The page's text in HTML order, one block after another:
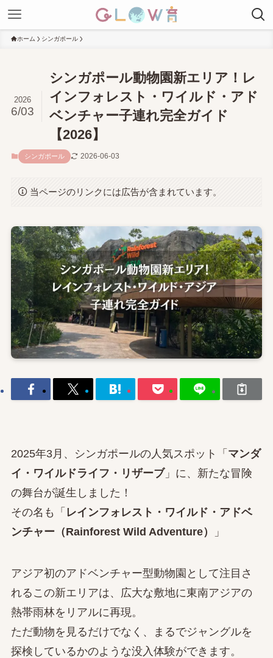
ホーム シンガポール
シンガポール動物園新エリア！レ
インフォレスト・ワイルド・アド
ベンチャー子連れ完全ガイド
【2026】
2026
6/03
シンガポール 2026-06-03
当ページのリンクには広告が含まれています。
2025年3月、シンガポールの人気スポット「 マンダ
イ・ワイルドライフ・リザーブ」に、新たな冒険
の舞台が誕生しました！
その名も「 レインフォレスト・ワイルド・アドベ
ンチャー（Rainforest Wild Adventure）
」
アジア初のアドベンチャー型動物園として注目さ
れるこの新エリアは、広大な敷地に東南アジアの
熱帯雨林をリアルに再現。
ただ動物を見るだけでなく、まるでジャングルを
探検しているかのような没入体験ができます。